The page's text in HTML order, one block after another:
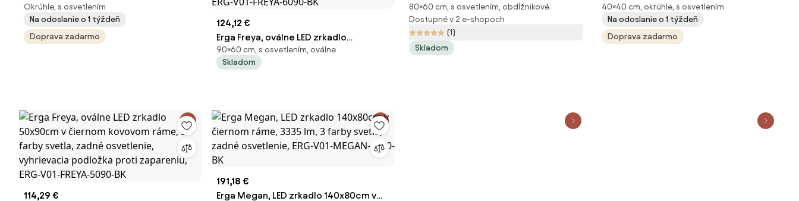
osvetlením C7 premium
Okrúhle, s osvetlením
Na odoslanie o 1 týždeň
Doprava zadarmo
124,12 €
Erga Freya, oválne LED zrkadlo
60x90cm v čiernom kovovom ráme, 3
farby svetla, zadné osvetlenie,
90×60 cm, s osvetlením, oválne
Skladom
osvetlením, 80 x 60 cm
80×60 cm, s osvetlením, obdĺžnikové
Dostupné v 2 e-shopoch
(1)
Skladom
osvetlením C7
40×40 cm, okrúhle, s osvetlením
Na odoslanie o 1 týždeň
Doprava zadarmo
114,29 €
191,18 €
Erga Megan, LED zrkadlo 140x80cm v